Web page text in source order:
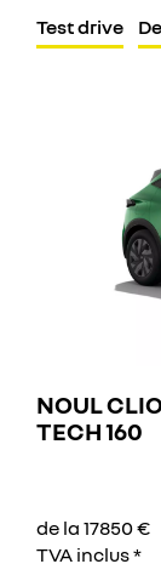
Test drive
NOUL
TECH 160
de la 17850 €
TVA inclus *